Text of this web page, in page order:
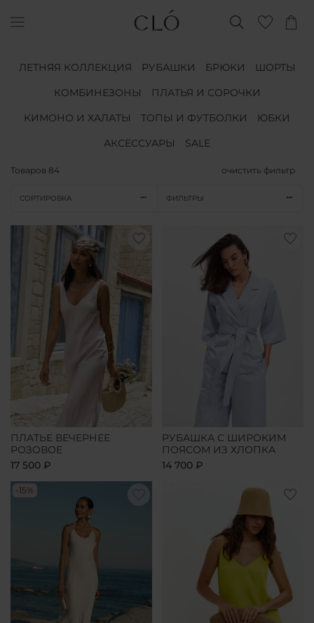
ЛЕТНЯЯ КОЛЛЕКЦИЯ РУБАШКИ БРЮКИ
ШОРТЫ
КОМБИНЕЗОНЫ
ПЛАТЬЯ И СОРОЧКИ
КИМОНО И ХАЛАТЫ
ТОПЫ И ФУТБОЛКИ
ЮБКИ
АКСЕССУАРЫ
SALE
Товаров 84 очистить фильтр
СОРТИРОВКА ФИЛЬТРЫ
ПЛАТЬЕ ВЕЧЕРНЕЕ
РОЗОВОЕ
17 500 ₽
РУБАШКА С ШИРОКИМ
ПОЯСОМ ИЗ ХЛОПКА
14 700 ₽
-15%